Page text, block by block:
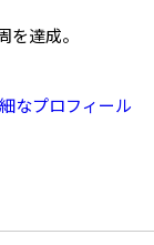
達成。
なプロフィール